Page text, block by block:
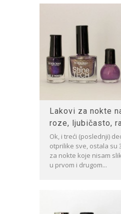
Lakovi za nokte
roze, ljubičasto,
Ok, i treći (poslednji)
otprilike sve, ostala su
za nokte koje nisam
u prvom i drugom...